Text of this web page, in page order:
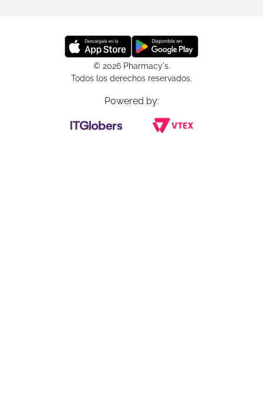
© 2026 Pharmacy's.
Todos los derechos reservados.
Powered by: